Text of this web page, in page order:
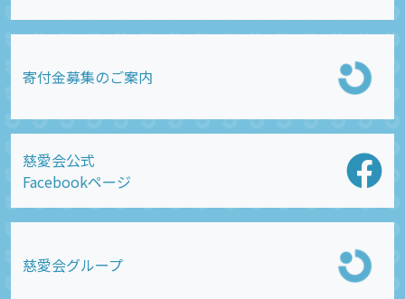
寄付金募集のご案内
慈愛会公式
Facebookページ
慈愛会グループ